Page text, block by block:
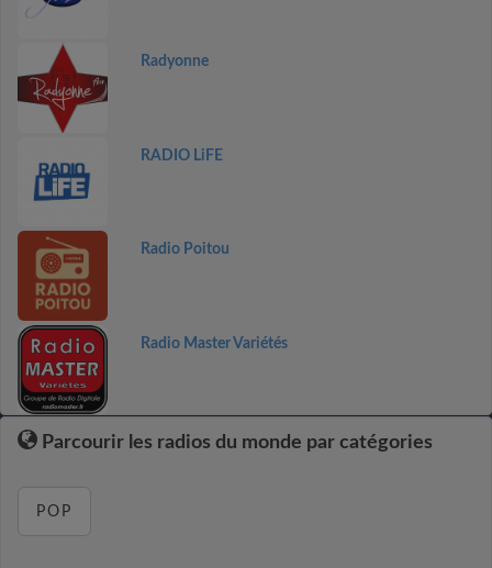
Radyonne
RADIO LiFE
Radio Poitou
Radio Master Variétés
Parcourir les radios du monde par catégories
POP